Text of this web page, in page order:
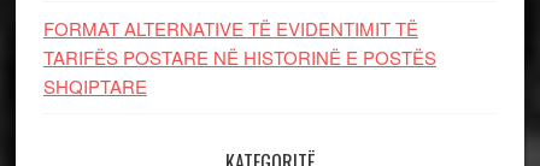
FORMAT ALTERNATIVE TË EVIDENTIMIT TË
TARIFËS POSTARE NË HISTORINË E POSTËS
SHQIPTARE